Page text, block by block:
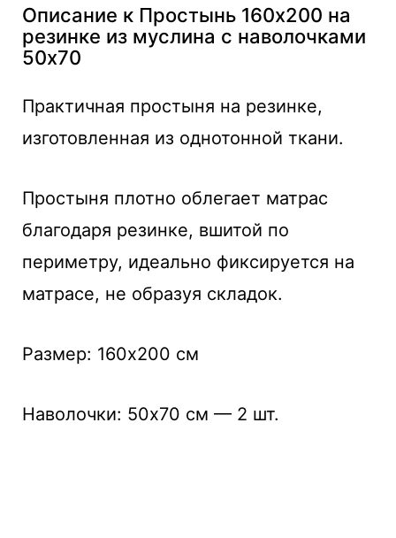
Описание к Простынь 160х200 на
резинке из муслина с наволочками
50х70
Практичная простыня на резинке,
изготовленная из однотонной ткани.
Простыня плотно облегает матрас
благодаря резинке, вшитой по
периметру, идеально фиксируется на
матрасе, не образуя складок.
Размер: 160x200 см
Наволочки: 50x70 см — 2 шт.